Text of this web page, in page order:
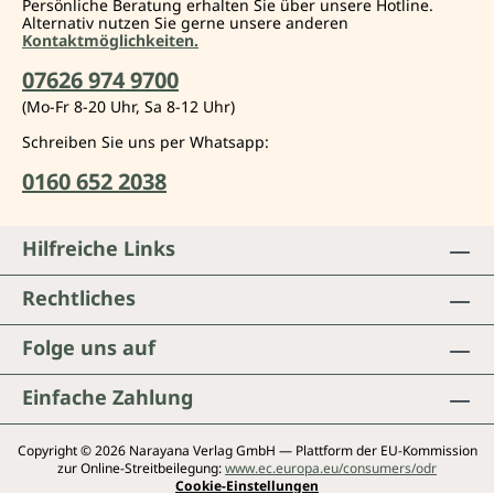
gelungen, erfrischend natürlich, perfekt für alle, die das
Landleben lieben!
urlaubshund.de Oktober 2014
Eine wahre, authentische Abenteuergeschichte, die den
Leser mitreißt und oft schmunzeln lässt und Anregungen
für das eigene Leben bietet.
Magazin "Zwischen Erde und Himmel" , Ausgabe
Interview mit Kristin Kimball
Persönliche Beratung erhalten Sie über unsere Hotline.
Alternativ nutzen Sie gerne unsere anderen
Kontaktmöglichkeiten.
07626 974 9700
(Mo-Fr 8-20 Uhr, Sa 8-12 Uhr)
Schreiben Sie uns per Whatsapp:
0160 652 2038
Folge uns auf
Einfache Zahlung
Hilfreiche Links
Rechtliches
Copyright © 2026 Narayana Verlag GmbH — Plattform der EU-Kommission
zur Online-Streitbeilegung:www.ec.europa.eu/consumers/odr
Cookie-Einstellungen